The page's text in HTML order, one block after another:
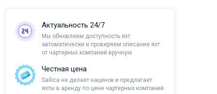
Актуальность 24/7
Мы обновляем доступность яхт
автоматически и проверяем описание яхт
от чартерных компаний вручную
Честная цена
Sailica не делает наценок и предлагает
яхты в аренду по цене чартерных компаний.